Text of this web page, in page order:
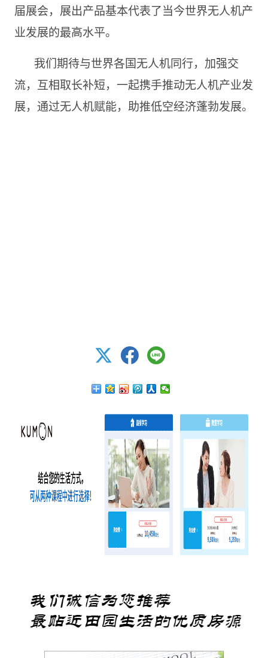
届展会，展出产品基本代表了当今世界无人机产
业发展的最高水平。
我们期待与世界各国无人机同行，加强交
流，互相取长补短，一起携手推动无人机产业发
展，通过无人机赋能，助推低空经济蓬勃发展。